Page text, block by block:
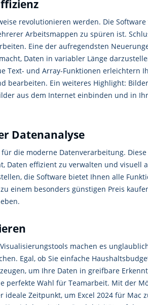
revolutionieren werden. Die
Arbeitsmappen zu spüren ist.
Eine der aufregendsten
Daten in variabler Länge
Text- und Array-Funktionen erleichtern
bearbeiten. Ein weiteres Highlight:
aus dem Internet einbinden und in
Datenanalyse
die moderne Datenverarbeitung.
Daten effizient zu verwalten und visuell
die Software bietet Ihnen alle
einem besonders günstigen Preis
machen es
Egal, ob Sie einfache
um Ihre Daten in greifbare
perfekte Wahl für Teamarbeit. Mit der
Zeitpunkt, um Excel 2024 für Mac